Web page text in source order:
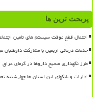
پربحث ترین ها
احتمال قطع موقت سیستم های تامین
خدمات درمانی اربعین با مشارکت داوطلبان
طرز نگهداری صحیح داروها در گرمای عراق
ادارات و بانکهای این استان ها چهارشنبه